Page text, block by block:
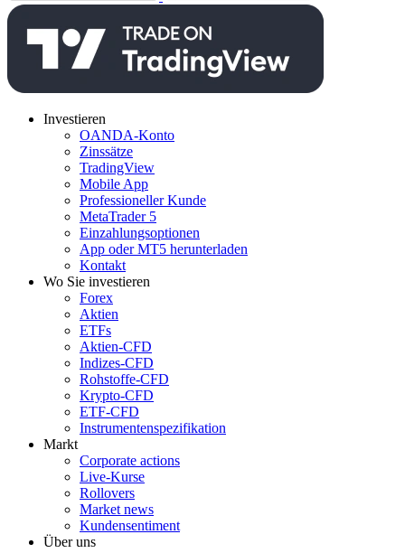
Investieren
OANDA-Konto
Zinssätze
TradingView
Mobile App
Professioneller Kunde
MetaTrader 5
Einzahlungsoptionen
App oder MT5 herunterladen
Kontakt
Wo Sie investieren
Forex
Aktien
ETFs
Aktien-CFD
Indizes-CFD
Rohstoffe-CFD
Krypto-CFD
ETF-CFD
Instrumentenspezifikation
Markt
Corporate actions
Live-Kurse
Rollovers
Market news
Kundensentiment
Über uns